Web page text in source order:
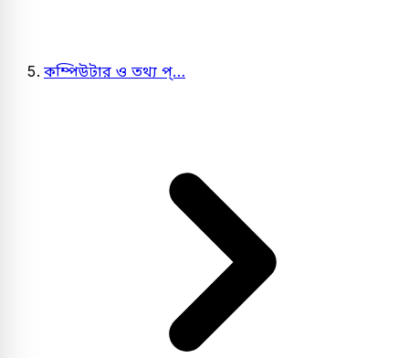
কম্পিউটার ও তথ্য প্…